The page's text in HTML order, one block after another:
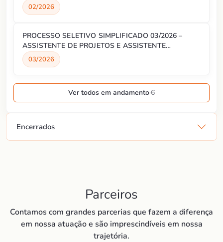
02/2026
PROCESSO SELETIVO SIMPLIFICADO 03/2026 –
ASSISTENTE DE PROJETOS E ASSISTENTE
ADMINISTRATIVO
03/2026
Ver todos em andamento·6
Encerrados
Parceiros
Contamos com grandes parcerias que fazem a diferença
em nossa atuação e são imprescindíveis em nossa
trajetória.